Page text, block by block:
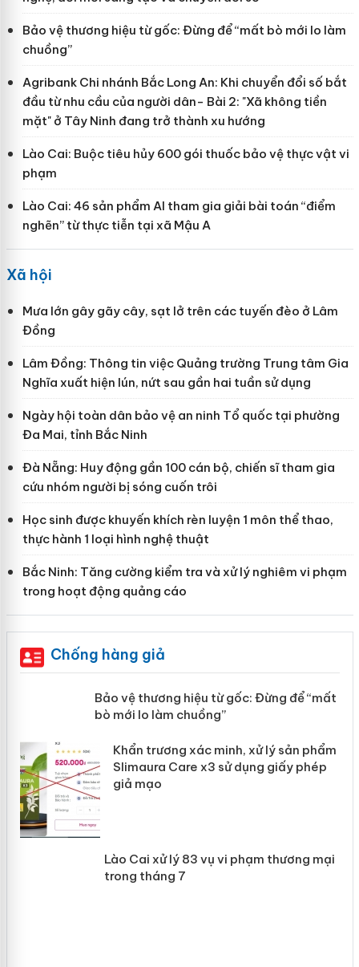
Bảo vệ thương hiệu từ gốc: Đừng để “mất bò mới lo làm
chuồng”
Agribank Chi nhánh Bắc Long An: Khi chuyển đổi số bắt
đầu từ nhu cầu của người dân- Bài 2: "Xã không tiền
mặt" ở Tây Ninh đang trở thành xu hướng
Lào Cai: Buộc tiêu hủy 600 gói thuốc bảo vệ thực vật vi
phạm
Lào Cai: 46 sản phẩm AI tham gia giải bài toán “điểm
nghẽn” từ thực tiễn tại xã Mậu A
Xã hội
Mưa lớn gây gãy cây, sạt lở trên các tuyến đèo ở Lâm
Đồng
Lâm Đồng: Thông tin việc Quảng trường Trung tâm Gia
Nghĩa xuất hiện lún, nứt sau gần hai tuần sử dụng
Ngày hội toàn dân bảo vệ an ninh Tổ quốc tại phường
Đa Mai, tỉnh Bắc Ninh
Đà Nẵng: Huy động gần 100 cán bộ, chiến sĩ tham gia
cứu nhóm người bị sóng cuốn trôi
Học sinh được khuyến khích rèn luyện 1 môn thể thao,
thực hành 1 loại hình nghệ thuật
Bắc Ninh: Tăng cường kiểm tra và xử lý nghiêm vi phạm
trong hoạt động quảng cáo
Chống hàng giả
Bảo vệ thương hiệu từ gốc: Đừng để
“mất bò mới lo làm chuồng”